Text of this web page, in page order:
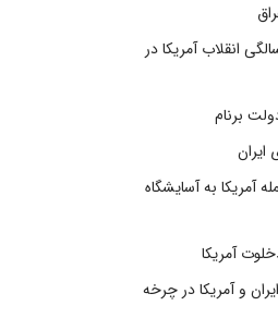
انقلاب آمریکا در
برنام
ایران
آمریکا به آسایشگاه
آمریکا
و آمریکا در چرخه